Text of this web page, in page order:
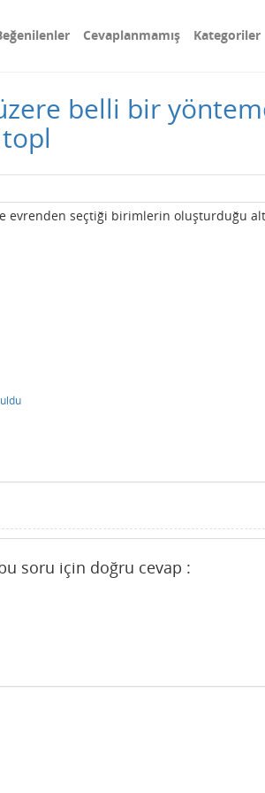
Cevaplanmamış Kategoriler
belli bir
evrenden seçtiği birimlerin oluşturduğu
soru için doğru cevap :